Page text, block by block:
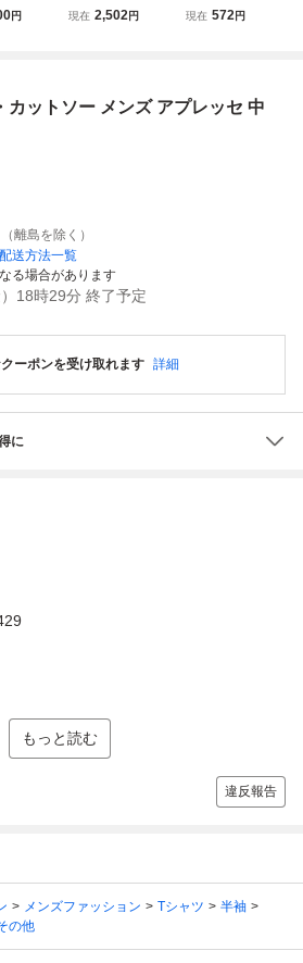
グロゴ
Tシャ
円
ィースクエアード
メンズ Sサイズ ト
現在 2,502円
ー Quiksilver 半袖
リント ヴィンテー
現在 572円
ットソー メンズ アプレッセ 中
（離島を除く）
配送方法一覧
る場合があります
18時29分 終了予定
ーポンを受け取れます 詳細
に
もっと読む
違反報告
メンズファッション Tシャツ
半袖
の他